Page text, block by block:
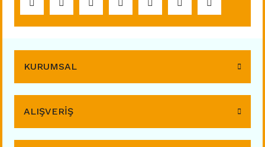
KURUMSAL
ALIŞVERİŞ